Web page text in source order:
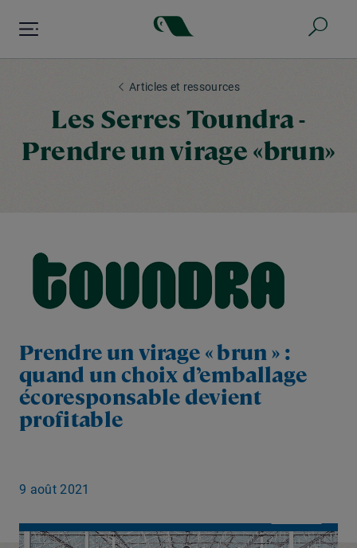
Articles et ressources
Les Serres Toundra -
Prendre un virage «brun»
Prendre un virage « brun » :
quand un choix d’emballage
écoresponsable devient
profitable
9 août 2021